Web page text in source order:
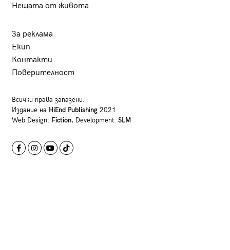
Нещата от живота
За реклама
Екип
Контакти
Поверителност
Всички права запазени.
Издание на HiEnd Publishing2021
Web Design: Fiction, Development: SLM